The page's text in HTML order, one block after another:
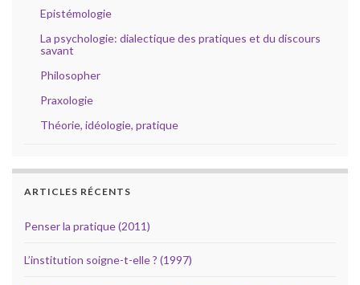
Epistémologie
La psychologie: dialectique des pratiques et du discours
savant
Philosopher
Praxologie
Théorie, idéologie, pratique
ARTICLES RÉCENTS
Penser la pratique (2011)
L’institution soigne-t-elle ? (1997)